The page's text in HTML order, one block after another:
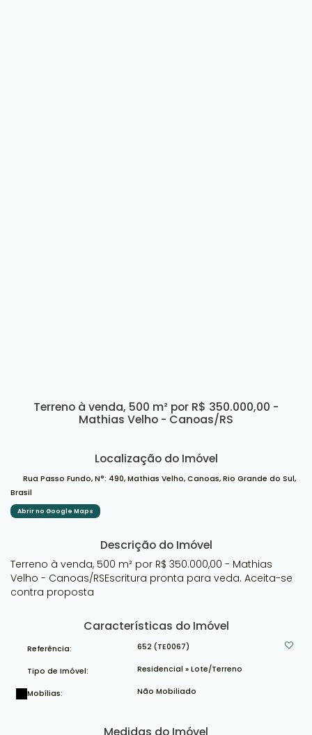
Terreno à venda, 500 m² por R$ 350.000,00 -
Mathias Velho - Canoas/RS
Localização do Imóvel
Rua Passo Fundo, N°: 490, Mathias Velho, Canoas, Rio Grande do Sul,
Brasil
Abrir no Google Maps
Descrição do Imóvel
Terreno à venda, 500 m² por R$ 350.000,00 - Mathias
Velho - Canoas/RSEscritura pronta para veda. Aceita-se
contra proposta
Características do Imóvel
Referência: 652 (TE0067)
Tipo de Imóvel: Residencial » Lote/Terreno
Mobílias: Não Mobiliado
Medidas do Imóvel